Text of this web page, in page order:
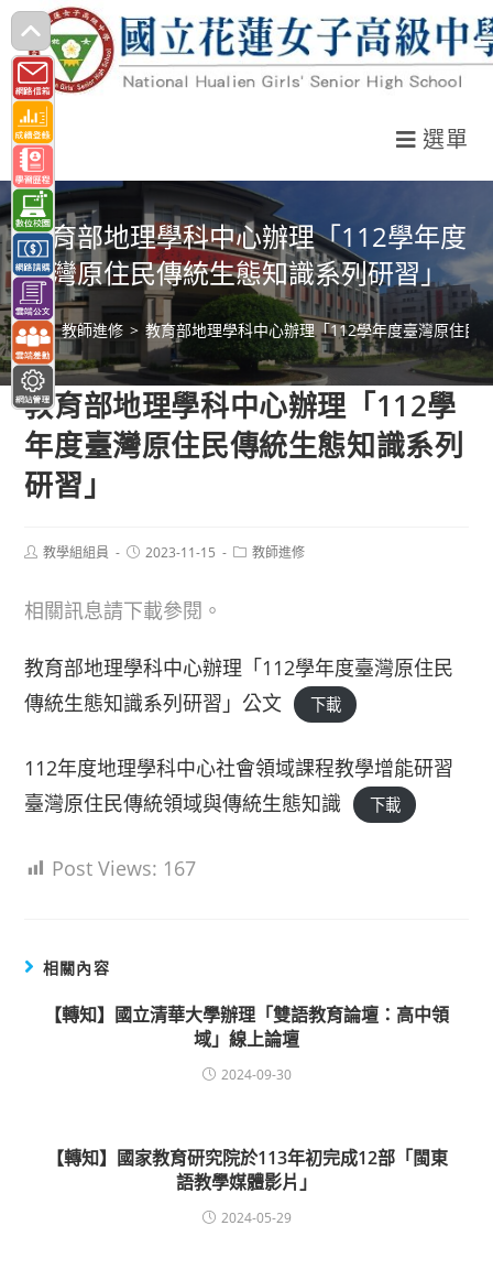
跳
轉
至
主
要
內
容
選單
教育部地理學科中心辦理「112學年度
臺灣原住民傳統生態知識系列研習」
> 教師進修 > 教育部地理學科中心辦理「112學年度臺灣原住民
教育部地理學科中心辦理「112學
年度臺灣原住民傳統生態知識系列
研習」
Post教學組組員
Post2023-11-15
Post教師進修
相關訊息請下載參閱。
教育部地理學科中心辦理「112學年度臺灣原住民
傳統生態知識系列研習」公文
下載
112年度地理學科中心社會領域課程教學增能研習
臺灣原住民傳統領域與傳統生態知識
下載
Post Views: 167
相關內容
【轉知】國立清華大學辦理「雙語教育論壇：高中領
域」線上論壇
2024-09-30
【轉知】國家教育研究院於113年初完成12部「閩東
語教學媒體影片」
2024-05-29